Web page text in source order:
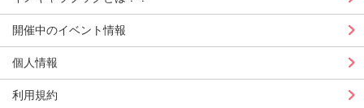
開催中のイベント情報
個人情報
利用規約